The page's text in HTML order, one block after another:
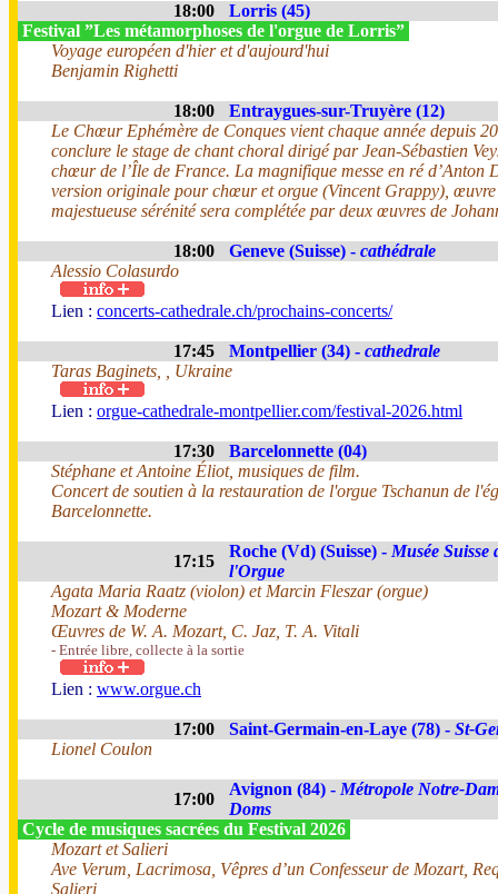
18:00
Lorris (45)
Festival ”Les métamorphoses de l'orgue de Lorris”
Voyage européen d'hier et d'aujourd'hui
Benjamin Righetti
18:00
Entraygues-sur-Truyère (12)
Le Chœur Ephémère de Conques vient chaque année depuis
conclure le stage de chant choral dirigé par Jean-Sébastien
chœur de l’Île de France. La magnifique messe en ré d’Anton
version originale pour chœur et orgue (Vincent Grappy), œuvre
majestueuse sérénité sera complétée par deux œuvres de
18:00 Geneve (Suisse) - cathédrale
Alessio Colasurdo
Lien : concerts-cathedrale.ch/prochains-concerts/
17:45 Montpellier (34) - cathedrale
Taras Baginets, , Ukraine
Lien : orgue-cathedrale-montpellier.com/festival-2026.html
17:30
Barcelonnette (04)
Stéphane et Antoine Éliot, musiques de film.
Concert de soutien à la restauration de l'orgue Tschanun de
Barcelonnette.
17:15
Roche (Vd) (Suisse) - Musée Suisse
l'Orgue
Agata Maria Raatz (violon) et Marcin Fleszar (orgue)
Mozart & Moderne
Œuvres de W. A. Mozart, C. Jaz, T. A. Vitali
- Entrée libre, collecte à la sortie
Lien : www.orgue.ch
17:00 Saint-Germain-en-Laye (78) - St-
Lionel Coulon
17:00
Avignon (84) - Métropole Notre-
Doms
Cycle de musiques sacrées du Festival 2026
Mozart et Salieri
Ave Verum, Lacrimosa, Vêpres d’un Confesseur de Mozart,
Salieri